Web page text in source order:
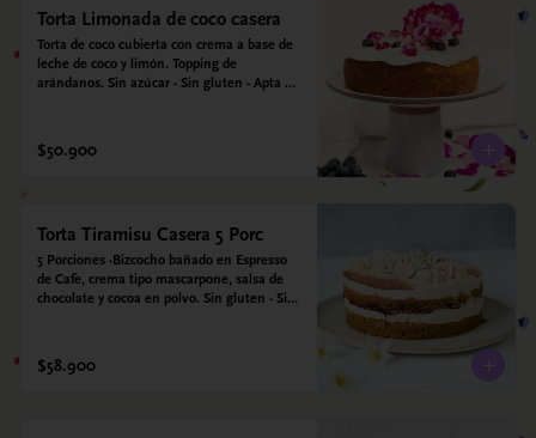
Torta Limonada de coco casera
Torta de coco cubierta con crema a base de
leche de coco y limón. Topping de
arándanos. Sin azúcar - Sin gluten - Apta
$50.900
Torta Tiramisu Casera 5 Porc
5 Porciones -Bizcocho bañado en Espresso
de Cafe, crema tipo mascarpone, salsa de
chocolate y cocoa en polvo. Sin gluten - Sin
$58.900